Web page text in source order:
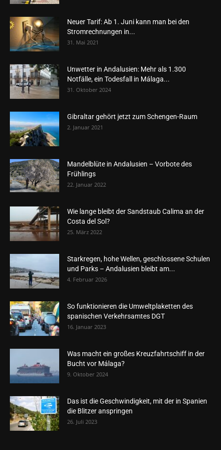
Neuer Tarif: Ab 1. Juni kann man bei den
Stromrechnungen in...
31. Mai 2021
Unwetter in Andalusien: Mehr als 1.300
Notfälle, ein Todesfall in Málaga...
31. Oktober 2024
Gibraltar gehört jetzt zum Schengen-Raum
2. Januar 2021
Mandelblüte in Andalusien – Vorbote des
Frühlings
22. Januar 2022
Wie lange bleibt der Sandstaub Calima an der
Costa del Sol?
25. März 2022
Starkregen, hohe Wellen, geschlossene Schulen
und Parks – Andalusien bleibt am...
4. Februar 2026
So funktionieren die Umweltplaketten des
spanischen Verkehrsamtes DGT
16. Januar 2023
Was macht ein großes Kreuzfahrtschiff in der
Bucht vor Málaga?
9. Oktober 2024
Das ist die Geschwindigkeit, mit der in Spanien
die Blitzer anspringen
26. Juli 2023